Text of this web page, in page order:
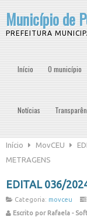
Município de
PREFEITURA
Início O município
Notícias
Início MovCEU
METRAGENS
Categoria: movceu
Escrito por Rafaela -